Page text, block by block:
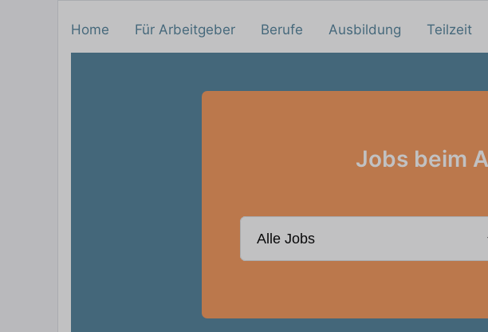
Home Für Arbeitgeber Berufe Ausbildung Teilzeit
Jobs beim